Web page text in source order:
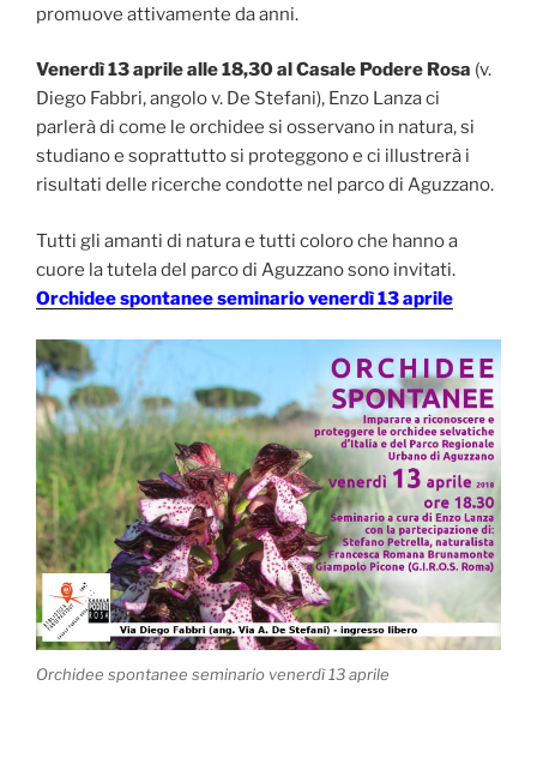
promuove attivamente da anni.
Venerdì 13 aprile alle 18,30 al Casale Podere Rosa (v.
Diego Fabbri, angolo v. De Stefani), Enzo Lanza ci
parlerà di come le orchidee si osservano in natura, si
studiano e soprattutto si proteggono e ci illustrerà i
risultati delle ricerche condotte nel parco di Aguzzano.
Tutti gli amanti di natura e tutti coloro che hanno a
cuore la tutela del parco di Aguzzano sono invitati.
Orchidee spontanee seminario venerdì 13 aprile
Orchidee spontanee seminario venerdì 13 aprile